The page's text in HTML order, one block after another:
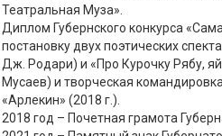
Театральная Муза».
Диплом Губернского конкурса
постановку двух поэтических
Дж. Родари) и «Про Курочку Рябу,
Мусаев) и творческая
«Арлекин» (2018 г.).
2018 год – Почетная грамота